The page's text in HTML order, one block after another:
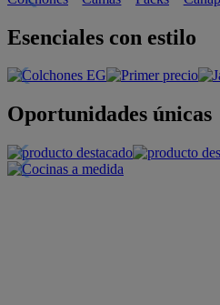
Esenciales con estilo
Oportunidades únicas